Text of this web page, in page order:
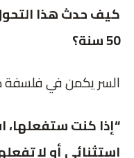
كيف حدث هذا
50 سنة؟
السر يكمن في فلسفة
“إذا كنت
استثنائي أو لا